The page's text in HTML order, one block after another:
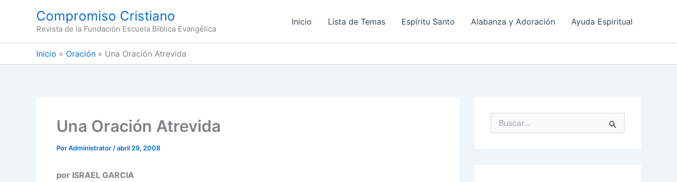
contenido
Compromiso Cristiano
Revista de la Fundación Escuela Bíblica Evangélica
Inicio Lista de Temas Espíritu Santo Alabanza y Adoración Ayuda Espiritual
Inicio Oración Una Oración Atrevida
Una Oración Atrevida
PorAdministrator /abril 29, 2008
por ISRAEL GARCIA